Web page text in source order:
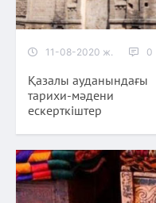
11-08-2020 ж. 0
Қазалы ауданындағы
тарихи-мәдени
ескерткіштер